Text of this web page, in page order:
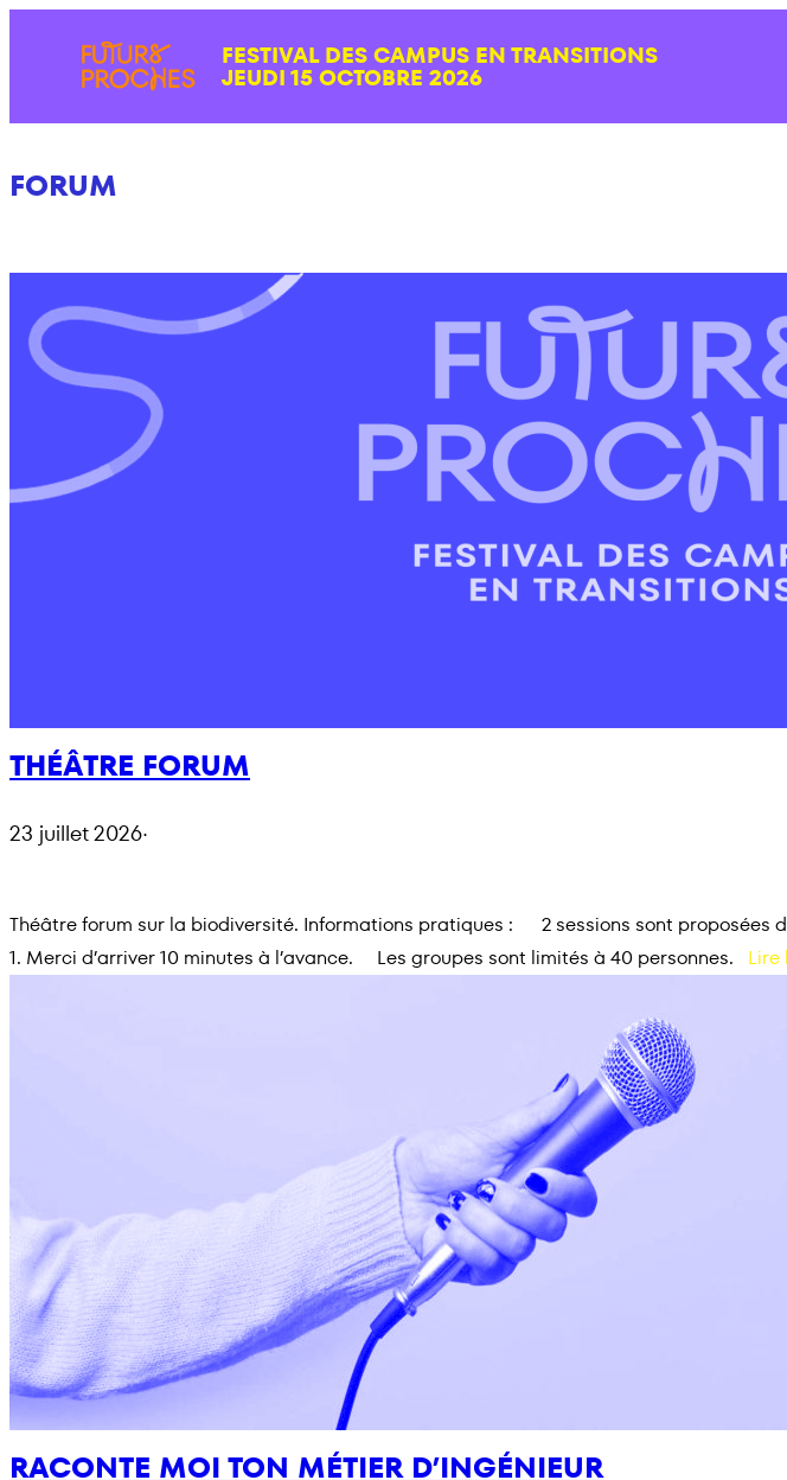
FESTIVAL DES CAMPUS EN TRANSITIONS
JEUDI 15 OCTOBRE 2026
FORUM
THÉÂTRE FORUM
23 juillet 2026·
Théâtre forum sur la biodiversité. Informations pratiques : 2 sessions sont proposées
1. Merci d’arriver 10 minutes à l’avance. Les groupes sont limités à 40 personnes. Lire
RACONTE MOI TON MÉTIER D’INGÉNIEUR